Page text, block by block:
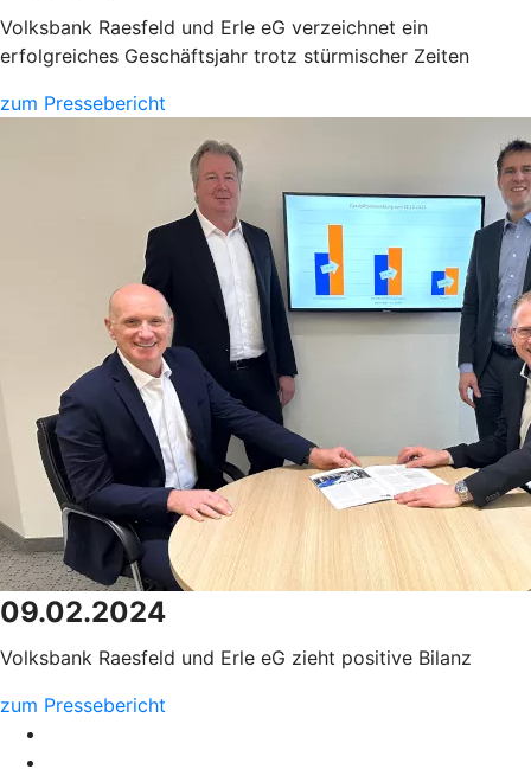
Volksbank Raesfeld und Erle eG verzeichnet ein
erfolgreiches Geschäftsjahr trotz stürmischer Zeiten
zum Pressebericht
09.02.2024
Volksbank Raesfeld und Erle eG zieht positive Bilanz
zum Pressebericht